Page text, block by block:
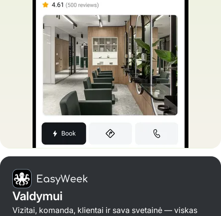
Valdymui
Vizitai, komanda, klientai ir sava svetainė — viskas